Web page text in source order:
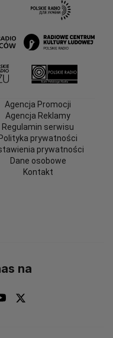
Agencja Promocji
Agencja Reklamy
Regulamin serwisu
Polityka prywatności
prywatności
Dane osobowe
Kontakt
na